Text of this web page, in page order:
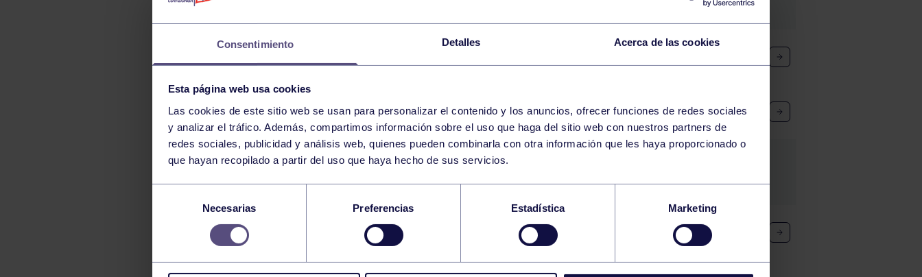
Consentimiento Detalles Acerca de las cookies
Esta página web usa cookies
Las cookies de este sitio web se usan para personalizar el contenido y los anuncios, ofrecer funciones de redes sociales
y analizar el tráfico. Además, compartimos información sobre el uso que haga del sitio web con nuestros partners de
redes sociales, publicidad y análisis web, quienes pueden combinarla con otra información que les haya proporcionado o
que hayan recopilado a partir del uso que haya hecho de sus servicios.
consentimiento
Necesarias Preferencias Estadística Marketing
CORE 20:30-21:00 GIMNASIO
22 VIERNES
MAYO 2026
WOD 9:30-10:00 GIMNASIO